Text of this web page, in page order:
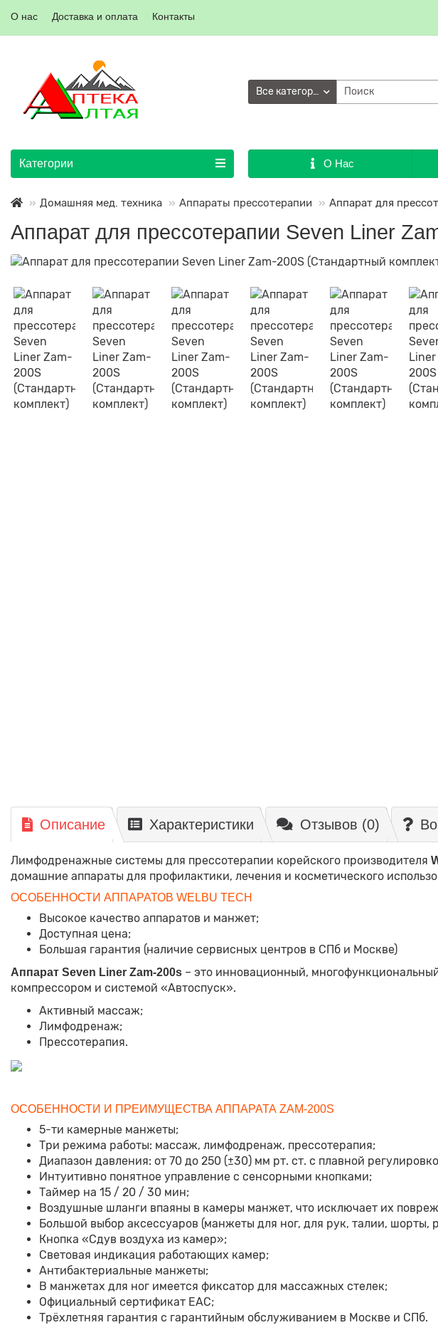
О нас Доставка и оплата Контакты
Все категории
Категории О Нас
Домашняя мед. техника Аппараты прессотерапии Аппарат для
Аппарат для прессотерапии Seven Liner
Описание Характеристики Отзывов (0)
Лимфодренажные системы для прессотерапии корейского производителя
домашние аппараты для профилактики, лечения и косметического
ОСОБЕННОСТИ АППАРАТОВ WELBU TECH
Высокое качество аппаратов и манжет;
Доступная цена;
Большая гарантия (наличие сервисных центров в СПб и Москве)
Аппарат Seven Liner Zam-200s – это инновационный,
компрессором и системой «Автоспуск».
Активный массаж;
Лимфодренаж;
Прессотерапия.
ОСОБЕННОСТИ И ПРЕИМУЩЕСТВА АППАРАТА ZAM-200S
5-ти камерные манжеты;
Три режима работы: массаж, лимфодренаж, прессотерапия;
Диапазон давления: от 70 до 250 (±30) мм рт. ст. с плавной
Интуитивно понятное управление с сенсорными кнопками;
Таймер на 15 / 20 / 30 мин;
Воздушные шланги впаяны в камеры манжет, что исключает их
Большой выбор аксессуаров (манжеты для ног, для рук, талии, шорты,
Кнопка «Сдув воздуха из камер»;
Световая индикация работающих камер;
Антибактериальные манжеты;
В манжетах для ног имеется фиксатор для массажных стелек;
Официальный сертификат ЕАС;
Трёхлетняя гарантия с гарантийным обслуживанием в Москве и СПб.